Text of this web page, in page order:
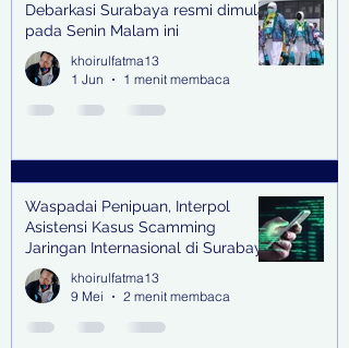
Debarkasi Surabaya resmi dimulai
pada Senin Malam ini
khoirulfatma13
1 Jun
1 menit membaca
Waspadai Penipuan, Interpol
Asistensi Kasus Scamming
Jaringan Internasional di Surabaya
khoirulfatma13
9 Mei
2 menit membaca